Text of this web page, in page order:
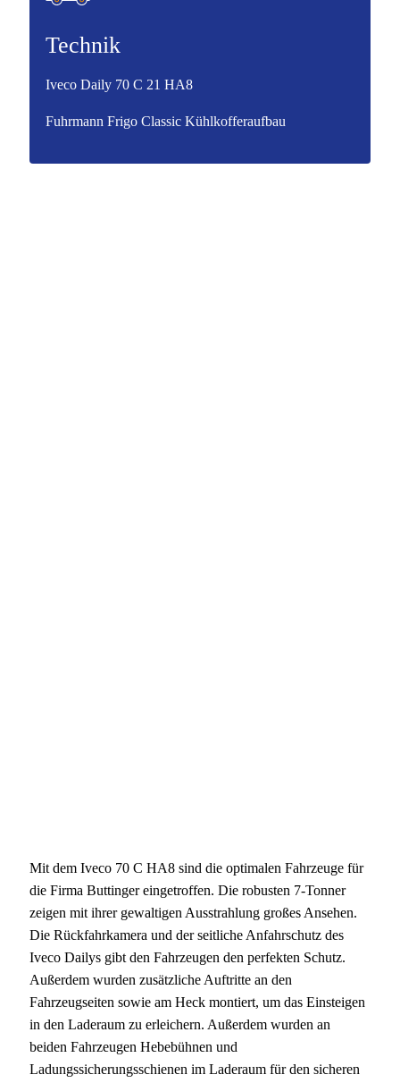
Technik
Iveco Daily 70 C 21 HA8
Fuhrmann Frigo Classic Kühlkofferaufbau
Mit dem Iveco 70 C HA8 sind die optimalen Fahrzeuge für
die Firma Buttinger eingetroffen. Die robusten 7-Tonner
zeigen mit ihrer gewaltigen Ausstrahlung großes Ansehen.
Die Rückfahrkamera und der seitliche Anfahrschutz des
Iveco Dailys gibt den Fahrzeugen den perfekten Schutz.
Außerdem wurden zusätzliche Auftritte an den
Fahrzeugseiten sowie am Heck montiert, um das Einsteigen
in den Laderaum zu erleichern. Außerdem wurden an
beiden Fahrzeugen Hebebühnen und
Ladungssicherungsschienen im Laderaum für den sicheren